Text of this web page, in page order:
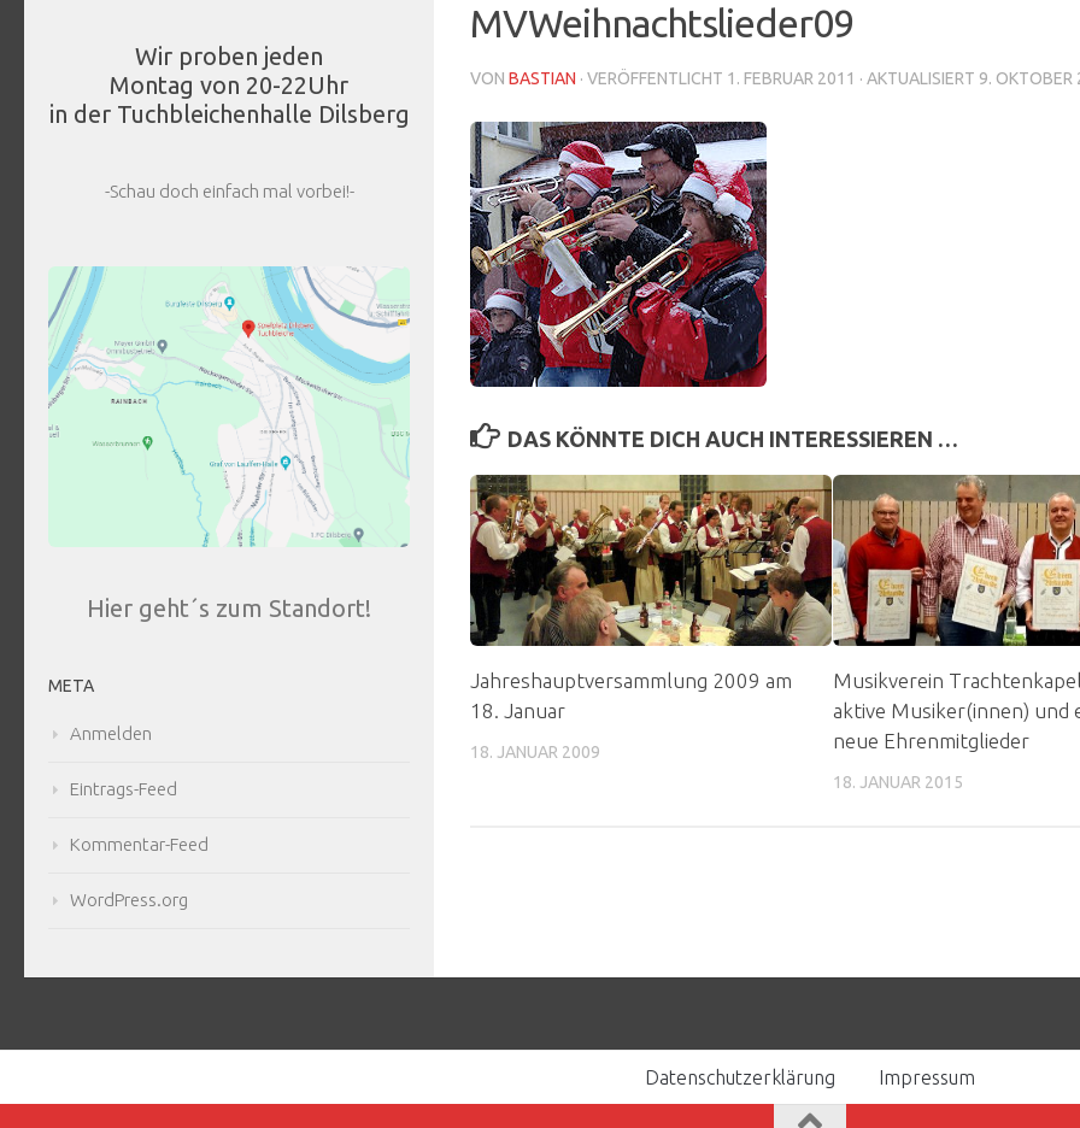
MVWeihnachtslieder09
VON BASTIAN · VERÖFFENTLICHT 1. FEBRUAR 2011 · AKTUALISIERT 9. OKTOBER
DAS KÖNNTE DICH AUCH INTERESSIEREN …
Jahreshauptversammlung 2009 am
18. Januar
18. JANUAR 2009
Musikverein
aktive Musiker(innen) und
neue Ehrenmitglieder
18. JANUAR 2015
Wir proben jeden
Montag von 20-22Uhr
in der Tuchbleichenhalle Dilsberg
-Schau doch einfach mal vorbei!-
Hier geht´s zum Standort!
META
Anmelden
Eintrags-Feed
Kommentar-Feed
WordPress.org
Datenschutzerklärung Impressum